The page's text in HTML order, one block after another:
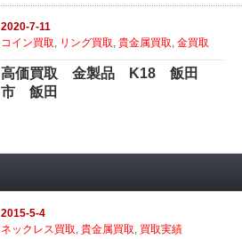
2020-7-11
コイン買取, リング買取,貴金属買取,金買取
高価買取 金製品 K18 飯田
市 飯田
2015-5-4
ネックレス買取 ,貴金属買取 買取実績